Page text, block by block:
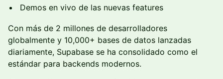
Demos en vivo de las nuevas features
Con más de 2 millones de desarrolladores
globalmente y 10,000+ bases de datos lanzadas
diariamente, Supabase se ha consolidado como el
estándar para backends modernos.